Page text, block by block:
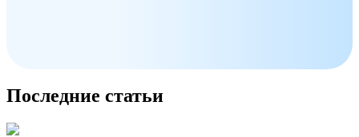
Последние статьи